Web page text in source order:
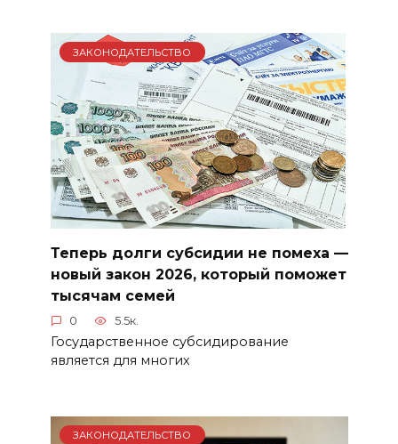
ЗАКОНОДАТЕЛЬСТВО
Теперь долги субсидии не помеха —
новый закон 2026, который поможет
тысячам семей
0 5.5к.
Государственное субсидирование
является для многих
ЗАКОНОДАТЕЛЬСТВО